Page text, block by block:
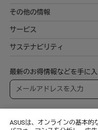
ASUSは、オンラインの基本的
その他の情報
サービス
サステナビリティ
最新のお得情報などを手に